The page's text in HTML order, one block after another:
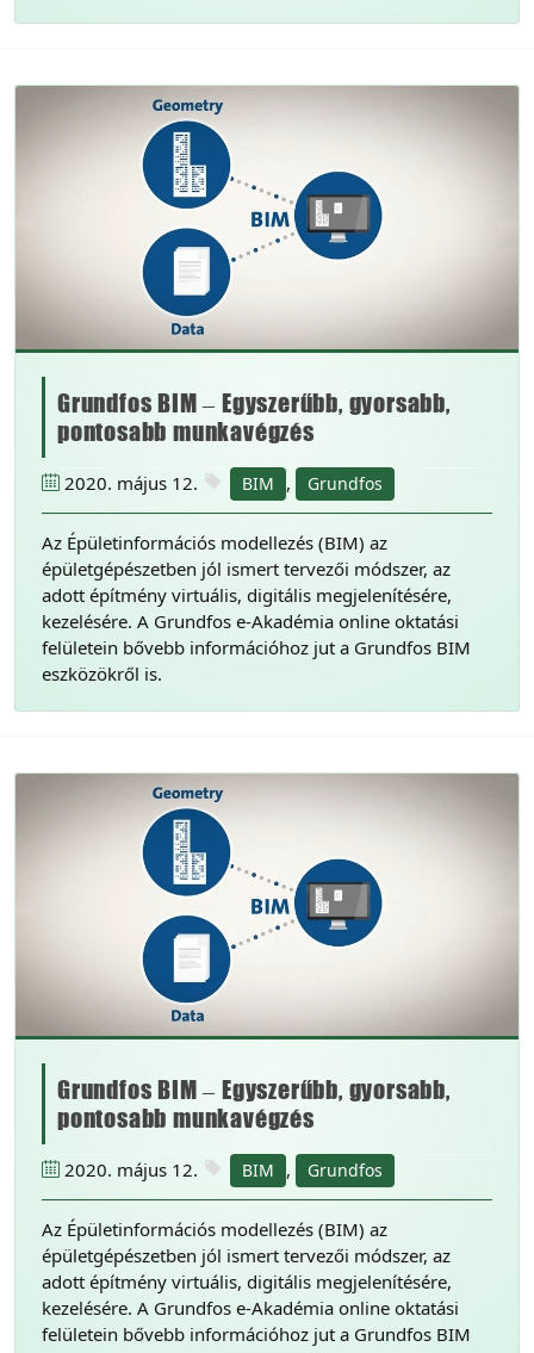
Grundfos BIM – Egyszerűbb, gyorsabb,
pontosabb munkavégzés
2020. május 12. BIM , Grundfos
Az Épületinformációs modellezés (BIM) az
épületgépészetben jól ismert tervezői módszer, az
adott építmény virtuális, digitális megjelenítésére,
kezelésére. A Grundfos e-Akadémia online oktatási
felületein bővebb információhoz jut a Grundfos BIM
eszközökről is.
Grundfos BIM – Egyszerűbb, gyorsabb,
pontosabb munkavégzés
2020. május 12. BIM , Grundfos
Az Épületinformációs modellezés (BIM) az
épületgépészetben jól ismert tervezői módszer, az
adott építmény virtuális, digitális megjelenítésére,
kezelésére. A Grundfos e-Akadémia online oktatási
felületein bővebb információhoz jut a Grundfos BIM